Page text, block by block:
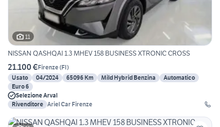
11
NISSAN QASHQAI 1.3 MHEV 158 BUSINESS XTRONIC CROSS
21.100 €Firenze(FI)
Usato
04/2024 65096 Km Mild Hybrid Benzina
Automatico
Euro 6
Selezione Arval
Rivenditore Ariel Car Firenze